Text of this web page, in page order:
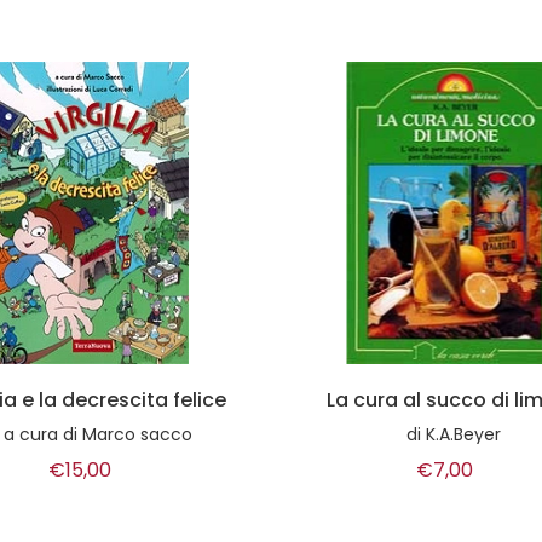
al succo di limone
di K.A.Beyer
€7,00
Camminare in
consapevolezza
Thich Nhat Hanh